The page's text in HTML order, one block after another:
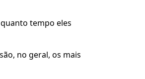
tempo eles
no geral, os mais